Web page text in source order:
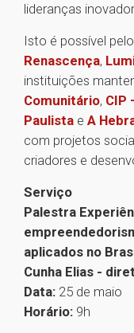
lideranças
Isto é possível
Renascença,
instituições
Comunitário, CIP
Paulista e A
com projetos
criadores e
Serviço
Palestra
aplicados no
Cunha Elias -
Data: 25 de maio
Horário: 9h